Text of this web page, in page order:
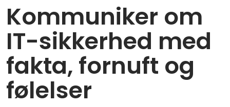
Kommuniker om
IT-sikkerhed med
fakta, fornuft og
følelser